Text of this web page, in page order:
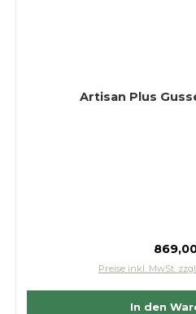
Artisan
Preise inkl. MwSt.
In den